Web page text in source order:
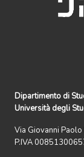
Dipartimento di
Università degli
Via Giovanni
P.IVA